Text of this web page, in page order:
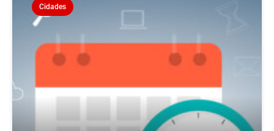
Cidades